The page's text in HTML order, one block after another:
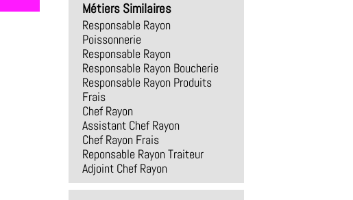
Métiers Similaires
Responsable Rayon
Poissonnerie
Responsable Rayon
Responsable Rayon Boucherie
Responsable Rayon Produits
Frais
Chef Rayon
Assistant Chef Rayon
Chef Rayon Frais
Reponsable Rayon Traiteur
Adjoint Chef Rayon